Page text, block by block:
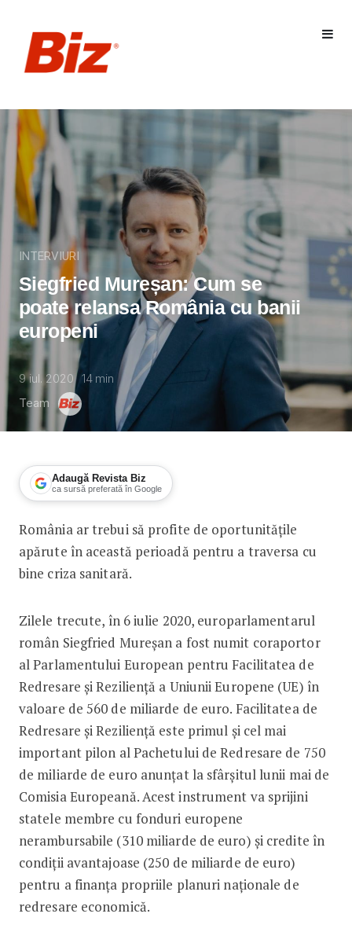
INTERVIURI
Siegfried Mureșan: Cum se
poate relansa România cu banii
europeni
9 iul. 2020 14 min
Team
Adaugă Revista Biz
ca sursă preferată în Google
Siegfried Mureșan: Cum se poate
România ar trebui să profite de oportunitățile
apărute în această perioadă pentru a traversa cu
bine criza sanitară.
Zilele trecute, în 6 iulie 2020, europarlamentarul
român Siegfried Mureșan a fost numit coraportor
al Parlamentului European pentru Facilitatea de
Redresare și Reziliență a Uniunii Europene (UE) în
valoare de 560 de miliarde de euro. Facilitatea de
Redresare și Reziliență este primul și cel mai
important pilon al Pachetului de Redresare de 750
de miliarde de euro anunțat la sfârșitul lunii mai de
Comisia Europeană. Acest instrument va sprijini
statele membre cu fonduri europene
nerambursabile (310 miliarde de euro) și credite în
condiții avantajoase (250 de miliarde de euro)
pentru a finanța propriile planuri naționale de
redresare economică.